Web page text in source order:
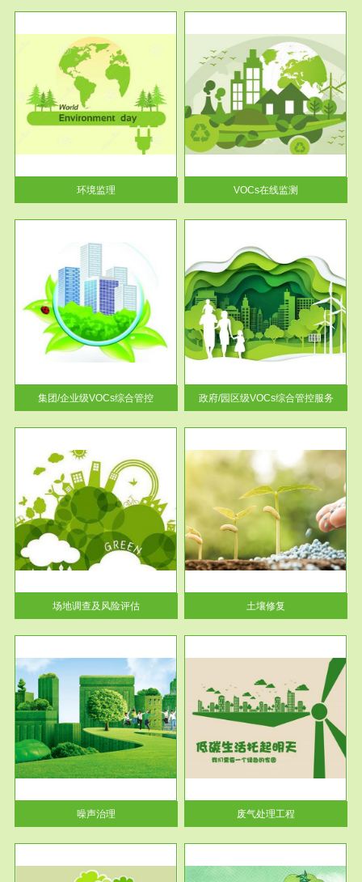
环境监理
服务范围
VOCs在线监测
根据《重点区域大气污染防
治“十二五”规划》有机废气净化
率达...
VOCs在线监测
集团/企业级VOCs综合管控
服务范围
政府/园区级VOCs综合管控服务
根据《石化行业挥发性有机物综
合整治方案》文件要求，到2017
年，全...
政府/园区级VOCs综合管控服务
场地调查及风险评估
服务范围
土壤修复
土壤修复
噪声治理
服务范围
废气处理工程
废气处理工程